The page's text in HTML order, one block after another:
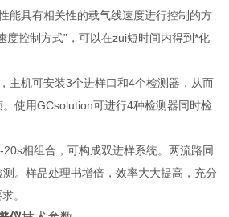
能具有相关性的载气线速度进行控制的方
控制方式”，可以在zui短时间内得到*化
主机可安装3个进样口和4个检测器，从而
使用GCsolution可进行4种检测器同时检
相组合，可构成双进样系统。两流路同
。样品处理书增倍，效率大大提高，充分
。